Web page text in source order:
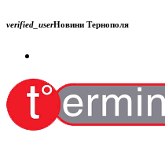
verified_userНовини Тернополя